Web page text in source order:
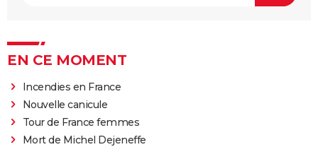
EN CE MOMENT
Incendies en France
Nouvelle canicule
Tour de France femmes
Mort de Michel Dejeneffe